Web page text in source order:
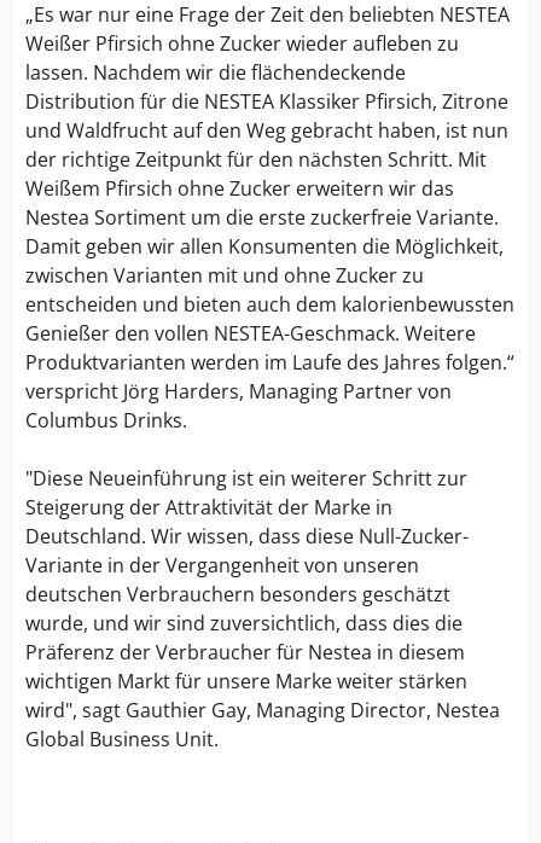
„Es war nur eine Frage der Zeit den beliebten NESTEA
Weißer Pfirsich ohne Zucker wieder aufleben zu
lassen. Nachdem wir die flächendeckende
Distribution für die NESTEA Klassiker Pfirsich, Zitrone
und Waldfrucht auf den Weg gebracht haben, ist nun
der richtige Zeitpunkt für den nächsten Schritt. Mit
Weißem Pfirsich ohne Zucker erweitern wir das
Nestea Sortiment um die erste zuckerfreie Variante.
Damit geben wir allen Konsumenten die Möglichkeit,
zwischen Varianten mit und ohne Zucker zu
entscheiden und bieten auch dem kalorienbewussten
Genießer den vollen NESTEA-Geschmack. Weitere
Produktvarianten werden im Laufe des Jahres folgen.“
verspricht Jörg Harders, Managing Partner von
Columbus Drinks.
"Diese Neueinführung ist ein weiterer Schritt zur
Steigerung der Attraktivität der Marke in
Deutschland. Wir wissen, dass diese Null-Zucker-
Variante in der Vergangenheit von unseren
deutschen Verbrauchern besonders geschätzt
wurde, und wir sind zuversichtlich, dass dies die
Präferenz der Verbraucher für Nestea in diesem
wichtigen Markt für unsere Marke weiter stärken
wird", sagt Gauthier Gay, Managing Director, Nestea
Global Business Unit.